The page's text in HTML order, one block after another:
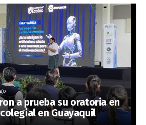
a prueba su oratoria en
en Guayaquil